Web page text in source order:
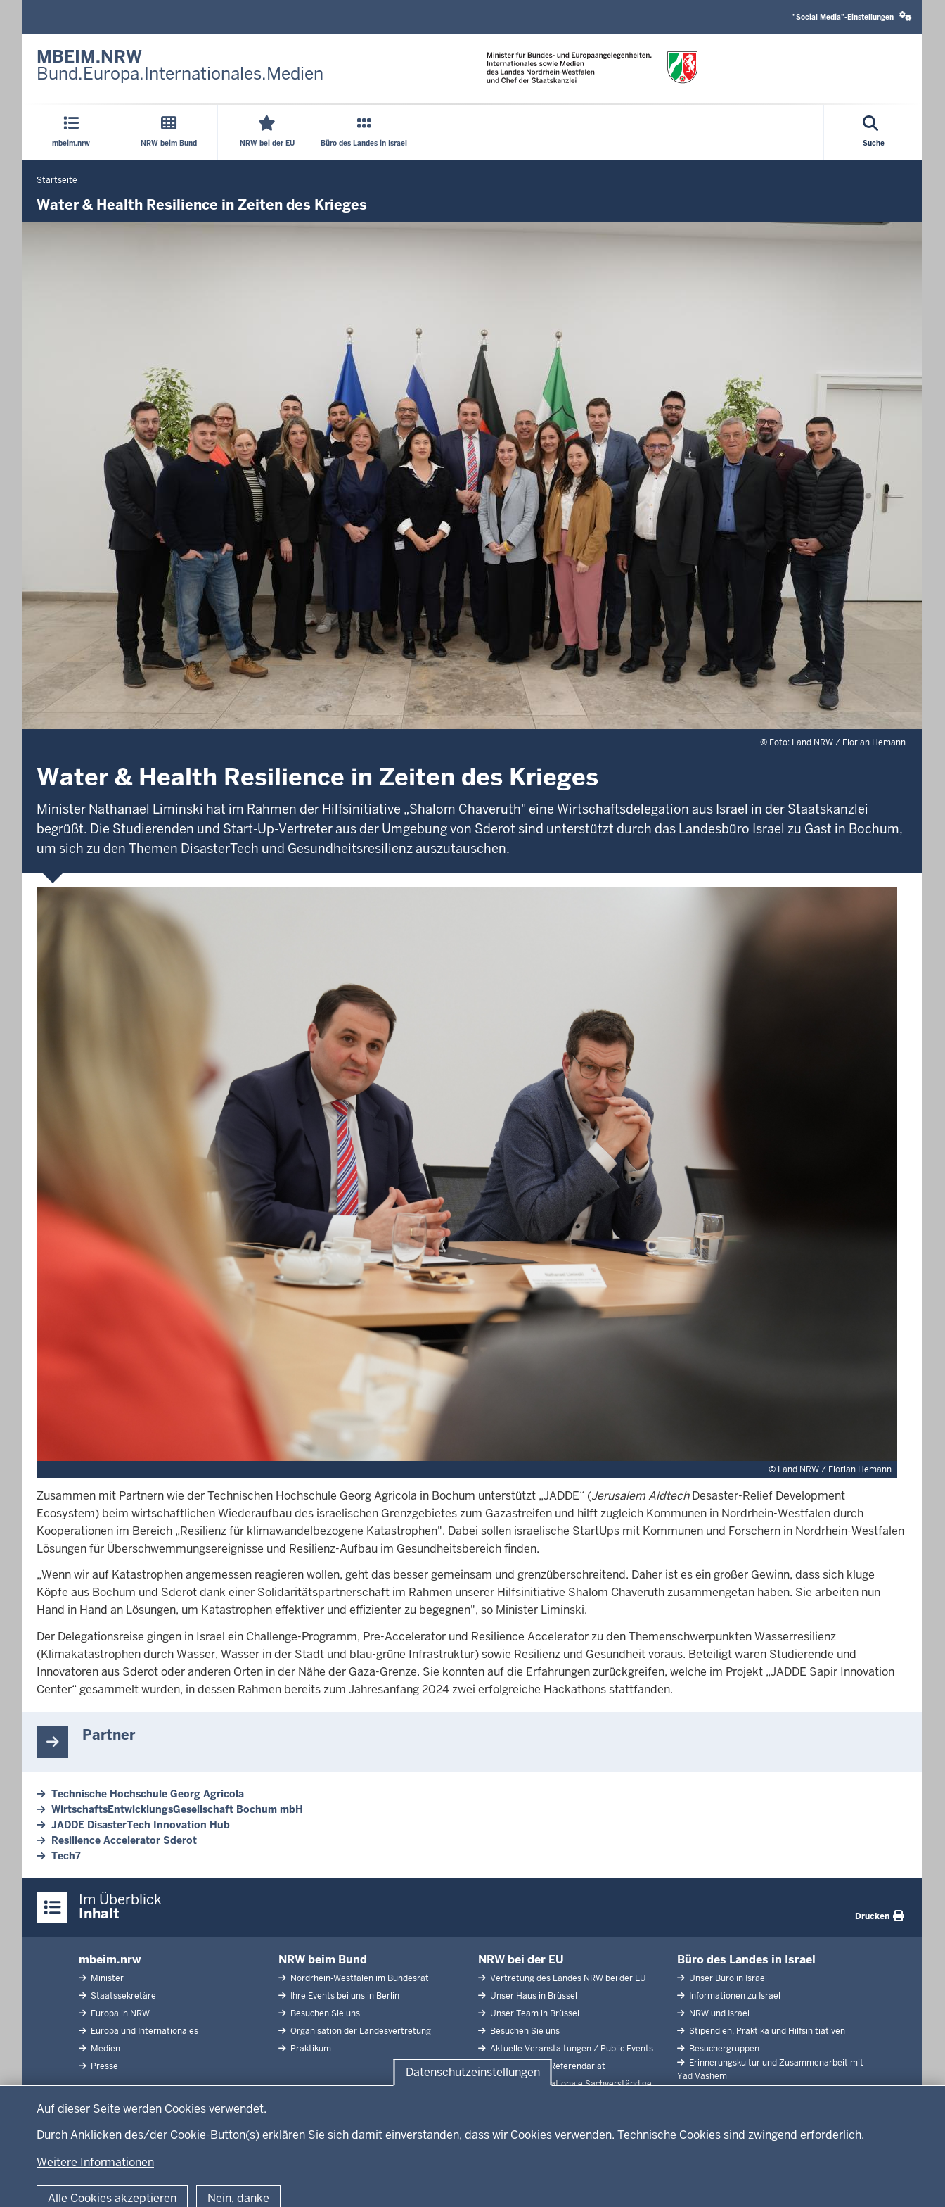
Datenschutzeinstellungen
Auf dieser Seite werden Cookies verwendet.
Durch Anklicken des/der Cookie-Button(s) erklären Sie sich damit einverstanden, dass wir Cookies verwenden. Technische Cookies sind zwingend erforderlich.
Weitere Informationen
Alle Cookies akzeptieren Nein, danke
media
"Social Media"-Einstellungen
MBEIM.NRW
Bund.Europa.Internationales.Medien
Hauptmenü
mbeim.nrw NRW beim Bund NRW bei der EU Büro des Landes in Israel Suche
Sie
befinden
Startseite
Water & Health Resilience in Zeiten des Krieges
© Foto: Land NRW / Florian Hemann
Water & Health Resilience in Zeiten des Krieges
Minister Nathanael Liminski hat im Rahmen der Hilfsinitiative „Shalom Chaveruth" eine Wirtschaftsdelegation aus Israel in der Staatskanzlei
begrüßt. Die Studierenden und Start-Up-Vertreter aus der Umgebung von Sderot sind unterstützt durch das Landesbüro Israel zu Gast in Bochum,
um sich zu den Themen DisasterTech und Gesundheitsresilienz auszutauschen.
© Land NRW / Florian Hemann
Zusammen mit Partnern wie der Technischen Hochschule Georg Agricola in Bochum unterstützt „JADDE“ (Jerusalem AidtechDesaster-Relief Development
Ecosystem) beim wirtschaftlichen Wiederaufbau des israelischen Grenzgebietes zum Gazastreifen und hilft zugleich Kommunen in Nordrhein-Westfalen durch
Kooperationen im Bereich „Resilienz für klimawandelbezogene Katastrophen". Dabei sollen israelische StartUps mit Kommunen und Forschern in Nordrhein-Westfalen
Lösungen für Überschwemmungsereignisse und Resilienz-Aufbau im Gesundheitsbereich finden.
„Wenn wir auf Katastrophen angemessen reagieren wollen, geht das besser gemeinsam und grenzüberschreitend. Daher ist es ein großer Gewinn, dass sich kluge
Köpfe aus Bochum und Sderot dank einer Solidaritätspartnerschaft im Rahmen unserer Hilfsinitiative Shalom Chaveruth zusammengetan haben. Sie arbeiten nun
Hand in Hand an Lösungen, um Katastrophen effektiver und effizienter zu begegnen", so Minister Liminski.
Der Delegationsreise gingen in Israel ein Challenge-Programm, Pre-Accelerator und Resilience Accelerator zu den Themenschwerpunkten Wasserresilienz
(Klimakatastrophen durch Wasser, Wasser in der Stadt und blau-grüne Infrastruktur) sowie Resilienz und Gesundheit voraus. Beteiligt waren Studierende und
Innovatoren aus Sderot oder anderen Orten in der Nähe der Gaza-Grenze. Sie konnten auf die Erfahrungen zurückgreifen, welche im Projekt „JADDE Sapir Innovation
Center“ gesammelt wurden, in dessen Rahmen bereits zum Jahresanfang 2024 zwei erfolgreiche Hackathons stattfanden.
Partner
Technische Hochschule Georg Agricola
WirtschaftsEntwicklungsGesellschaft Bochum mbH
JADDE DisasterTech Innovation Hub
Resilience Accelerator Sderot
Tech7
Inhalte
Im Überblick
Inhalt Drucken
Inhaltsübersicht
mbeim.nrw
Minister
Staatssekretäre
Europa in NRW
Europa und Internationales
Medien
Presse
NRW beim Bund
Nordrhein-Westfalen im Bundesrat
Ihre Events bei uns in Berlin
Besuchen Sie uns
Organisation der Landesvertretung
Praktikum
NRW bei der EU
Vertretung des Landes NRW bei der EU
Unser Haus in Brüssel
Unser Team in Brüssel
Besuchen Sie uns
Aktuelle Veranstaltungen / Public Events
Praktikum und Referendariat
Abgeordnete Nationale Sachverständige
Büro des Landes in Israel
Unser Büro in Israel
Informationen zu Israel
NRW und Israel
Stipendien, Praktika und Hilfsinitiativen
Besuchergruppen
Erinnerungskultur und Zusammenarbeit mit
Yad Vashem
Partner